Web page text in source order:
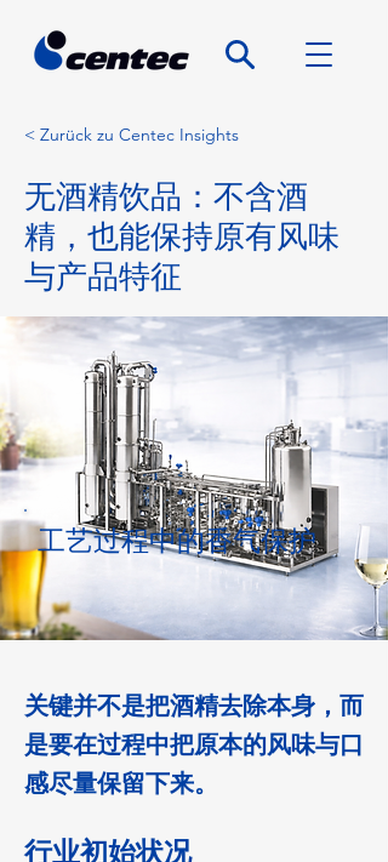
< Zurück zu Centec Insights
无酒精饮品：不含酒
精，也能保持原有风味
与产品特征
工艺过程中的香气保护
关键并不是把酒精去除本身，而
是要在过程中把原本的风味与口
感尽量保留下来。
行业初始状况